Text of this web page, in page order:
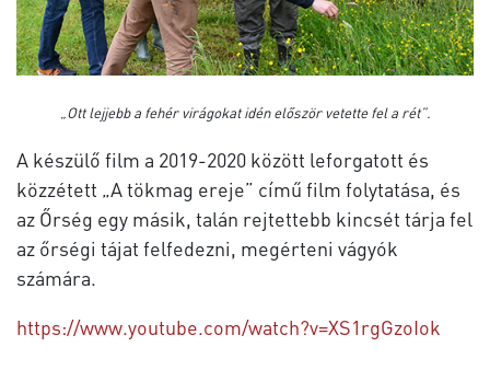
„Ott lejjebb a fehér virágokat idén először vetette fel a rét”.
A készülő film a 2019-2020 között leforgatott és
közzétett „A tökmag ereje” című film folytatása, és
az Őrség egy másik, talán rejtettebb kincsét tárja fel
az őrségi tájat felfedezni, megérteni vágyók
számára.
https://www.youtube.com/watch?v=XS1rgGzoIok